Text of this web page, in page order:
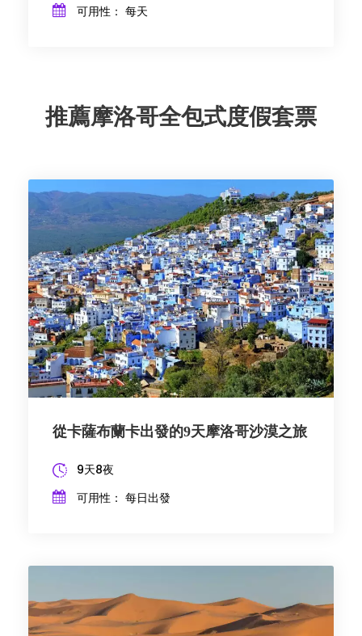
可用性： 每天
推薦摩洛哥全包式度假套票
從卡薩布蘭卡出發的9天摩洛哥沙漠之旅
9天8夜
可用性： 每日出發